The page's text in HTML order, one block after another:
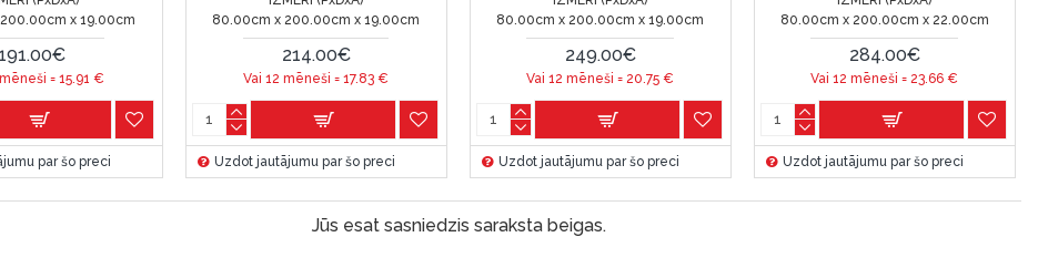
x 19.00cm
=15.91 €
par šo preci
80.00cm x 200.00cm x 19.00cm
214.00€
Vai 12 mēneši =17.83 €
Uzdot jautājumu par šo preci
80.00cm x 200.00cm x 19.00cm
249.00€
Vai 12 mēneši =20.75 €
Uzdot jautājumu par šo preci
80.00cm x 200.00cm x 22.00cm
284.00€
Vai 12 mēneši =23.66 €
Uzdot jautājumu par šo preci
Jūs esat sasniedzis saraksta beigas.